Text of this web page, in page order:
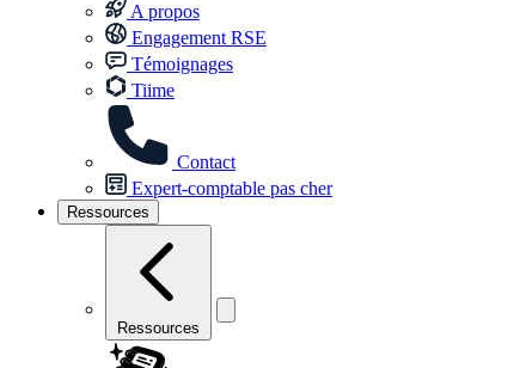
A propos
Engagement RSE
Témoignages
Tiime
Contact
Expert-comptable pas cher
Ressources
Ressources